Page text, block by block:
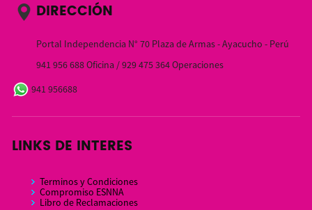
DIRECCIÓN
Portal Independencia N° 70 Plaza de Armas - Ayacucho - Perú
941 956 688 Oficina / 929 475 364 Operaciones
941 956688
LINKS DE INTERES
Terminos y Condiciones
Compromiso ESNNA
Libro de Reclamaciones